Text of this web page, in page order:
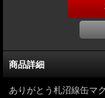
商品詳細
ありがとう札沼線缶マ